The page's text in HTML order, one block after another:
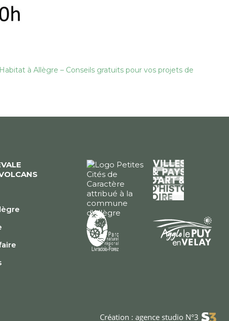
à Allègre – Conseils gratuits pour vos projets de
Création : agence studio N°3